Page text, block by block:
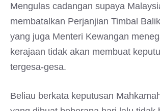
Mengulas cadangan supaya
membatalkan Perjanjian Timbal
yang juga Menteri Kewangan
kerajaan tidak akan membuat
tergesa-gesa.
Beliau berkata keputusan